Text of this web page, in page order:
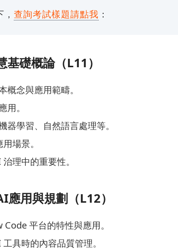
查詢考試樣題請點我 ：
基礎概論（L11）
概念與應用範疇。
用。
器學習、自然語言處理等。
場景。
理中的重要性。
應用與規劃（L12）
平台的特性與應用。
具時的內容品質管理。